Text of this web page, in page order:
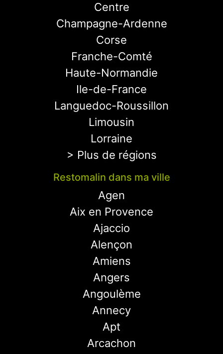
Centre
Champagne-Ardenne
Corse
Franche-Comté
Haute-Normandie
Ile-de-France
Languedoc-Roussillon
Limousin
Lorraine
> Plus de régions
Restomalin dans ma ville
Agen
Aix en Provence
Ajaccio
Alençon
Amiens
Angers
Angoulème
Annecy
Apt
Arcachon